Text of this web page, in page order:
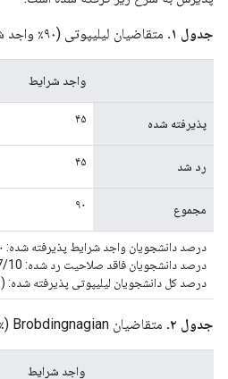
جدول ۱. متقاضیان لیلیپوتی (۹۰٪ واجد شرایط هستند)
واجد شرایط
پذیرفته شده ۴۵
رد شد ۴۵
مجموع ۹۰
درصد دانشجویان واجد شرایط پذیرفته شده: ۴۵/۹۰ = ۵۰٪
درصد دانشجویان فاقد صلاحیت رد شده: 7/10 = 70%
درصد کل دانشجویان لیلیپوتی پذیرفته شده: (45 + 3) / 100 = 48٪
جدول ۲. متقاضیان Brobdingnagian (۱۰٪ واجد شرایط هستند):
واجد شرایط